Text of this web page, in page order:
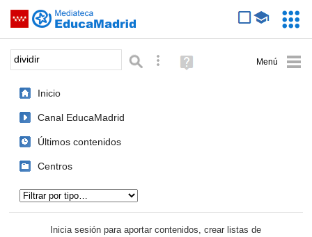
Saltar navegación
Palabra o frase: Búsqueda avanzada
Ayuda
(en
Inicio
Canal EducaMadrid
Últimos contenidos
Centros
Inicia sesión para aportar contenidos, crear listas de